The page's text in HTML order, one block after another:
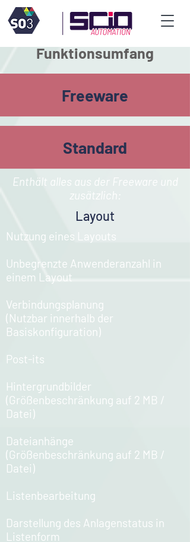
Funktionsumfang
Freeware
Standard
Enthält alles aus der Freeware und
zusätzlich:​​​
Layout
Nutzung eines Layouts​
Unbegrenzte Anwenderanzahl in
einem Layout​
Verbindungsplanung
(Nutzbar innerhalb der
Basiskonfiguration)​
Post-its​
Hintergrundbilder
(Größenbeschränkung auf 2 MB /
Datei)​
Dateianhänge
(Größenbeschränkung auf 2 MB /
Datei)​
Listenbearbeitung​
Darstellung des Anlagenstatus in
Listenform​